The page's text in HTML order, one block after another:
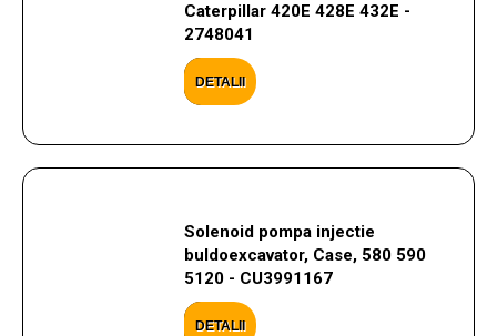
Caterpillar 420E 428E 432E -
2748041
DETALII
Solenoid pompa injectie
buldoexcavator, Case, 580 590
5120 - CU3991167
DETALII